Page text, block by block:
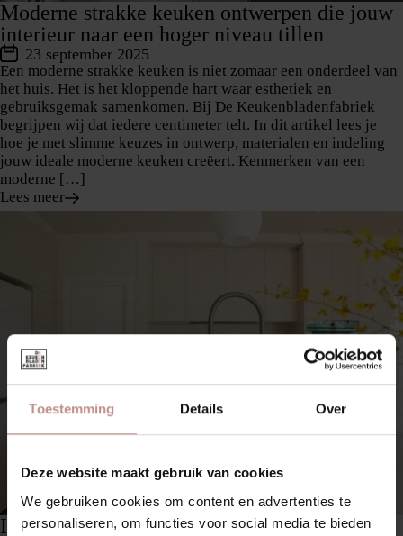
Toestemming Details Over
Deze website maakt gebruik van cookies
We gebruiken cookies om content en advertenties te
personaliseren, om functies voor social media te bieden
Moderne strakke keuken ontwerpen die jouw
interieur naar een hoger niveau tillen
23 september 2025
Een moderne strakke keuken is niet zomaar een onderdeel van
het huis. Het is het kloppende hart waar esthetiek en
gebruiksgemak samenkomen. Bij De Keukenbladenfabriek
begrijpen wij dat iedere centimeter telt. In dit artikel lees je
hoe je met slimme keuzes in ontwerp, materialen en indeling
jouw ideale moderne keuken creëert. Kenmerken van een
moderne […]
Lees meer
Italiaanse design keukens: Luxe materialen